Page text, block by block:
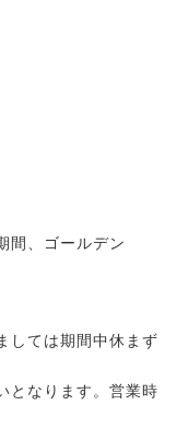
間、ゴールデン
しては期間中休まず
となります。営業時